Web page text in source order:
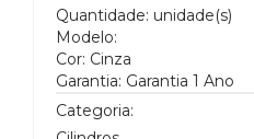
Quantidade: unidade(s)
Modelo:
Cor: Cinza
Garantia: Garantia 1 Ano
Categoria: